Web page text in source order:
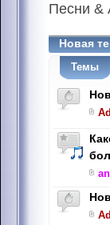
Песни &
Новая
Темы